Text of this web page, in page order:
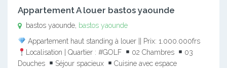
Appartement A louer bastos yaounde
bastos yaounde, bastos yaounde
Appartement haut standing à louer || Prix: 1.000.000frs
Localisation | Quartier : #GOLF
02 Chambres
03
Douches
Séjour spacieux
Cuisine avec espace